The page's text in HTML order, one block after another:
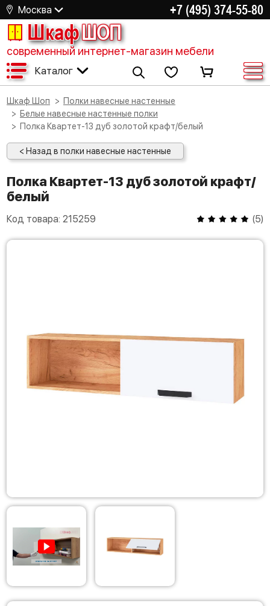
Москва +7 (495) 374-55-80
ШкафШОП
современный интернет-магазин мебели
Каталог
Шкаф Шоп
Полки навесные настенные
Белые навесные настенные полки
Полка Квартет-13 дуб золотой крафт/белый
< Назад в полки навесные настенные
Полка Квартет-13 дуб золотой крафт/
белый
Код товара: 215259 (5)